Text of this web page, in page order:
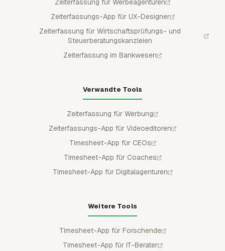
Zeiterfassungs-App für UX-Designer
Zeiterfassung für Wirtschaftsprüfungs- und
Steuerberatungskanzleien
Zeiterfassung im Bankwesen
Verwandte Tools
Zeiterfassung für Werbung
Zeiterfassungs-App für Videoeditoren
Timesheet-App für CEOs
Timesheet-App für Coaches
Timesheet-App für Digitalagenturen
Weitere Tools
Timesheet-App für Forschende
Timesheet-App für IT-Berater